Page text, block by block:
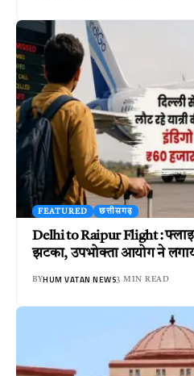
FEATURED छत्तीसगढ़
Delhi to Raipur Flight :
झटका, उपभोक्ता आयोग ने
BYHUM VATAN NEWS3 MIN READ